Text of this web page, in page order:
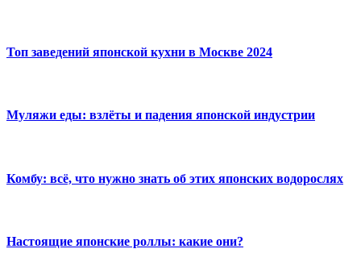
Топ заведений японской кухни в Москве 2024
Муляжи еды: взлёты и падения японской индустрии
Комбу: всё, что нужно знать об этих японских водорослях
Настоящие японские роллы: какие они?